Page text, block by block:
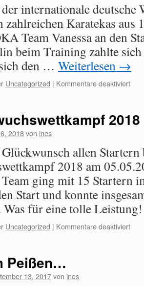
internationale deutsche
zahlreichen Karatekas
Team Vanessa an den
beim Training zahlte sich
den … Weiterlesen →
Uncategorized | Kommentare deaktiviert
2018
2018von ines
allen Startern
2018 am
ging mit 15 Startern
Start und konnte
Was für eine tolle
Uncategorized | Kommentare deaktiviert
Peißen…
13, 2017von ines